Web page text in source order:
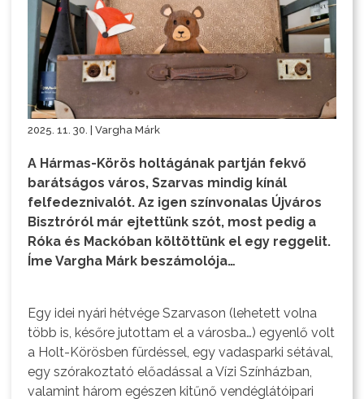
2025. 11. 30. | Vargha Márk
A Hármas-Körös holtágának partján fekvő
barátságos város, Szarvas mindig kínál
felfedeznivalót. Az igen színvonalas Újváros
Bisztróról már ejtettünk szót, most pedig a
Róka és Mackóban költöttünk el egy reggelit.
Íme Vargha Márk beszámolója…
Egy idei nyári hétvége Szarvason (lehetett volna
több is, későre jutottam el a városba…) egyenlő volt
a Holt-Körösben fürdéssel, egy vadasparki sétával,
egy szórakoztató előadással a Vízi Színházban,
valamint három egészen kitűnő vendéglátóipari